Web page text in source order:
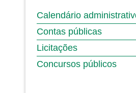
Calendário
Contas públicas
Licitações
Concursos públicos